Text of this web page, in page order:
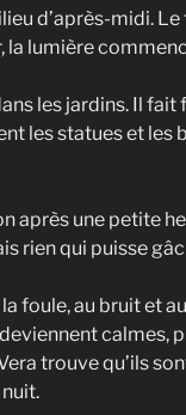
d’après-midi.
lumière
les jardins. Il fait
les statues et les
après une petite
rien qui puisse
foule, au bruit et
calmes,
trouve qu’ils